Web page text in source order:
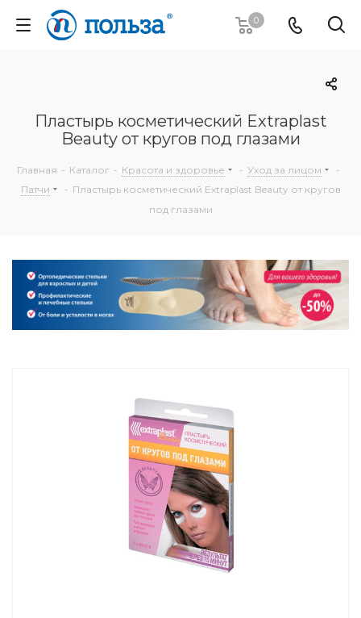
0
Пластырь косметический Extraplast
Beauty от кругов под глазами
Главная - Каталог - Красота и здоровье - Уход за лицом
-
Патчи
- Пластырь косметический Extraplast Beauty от кругов
под глазами